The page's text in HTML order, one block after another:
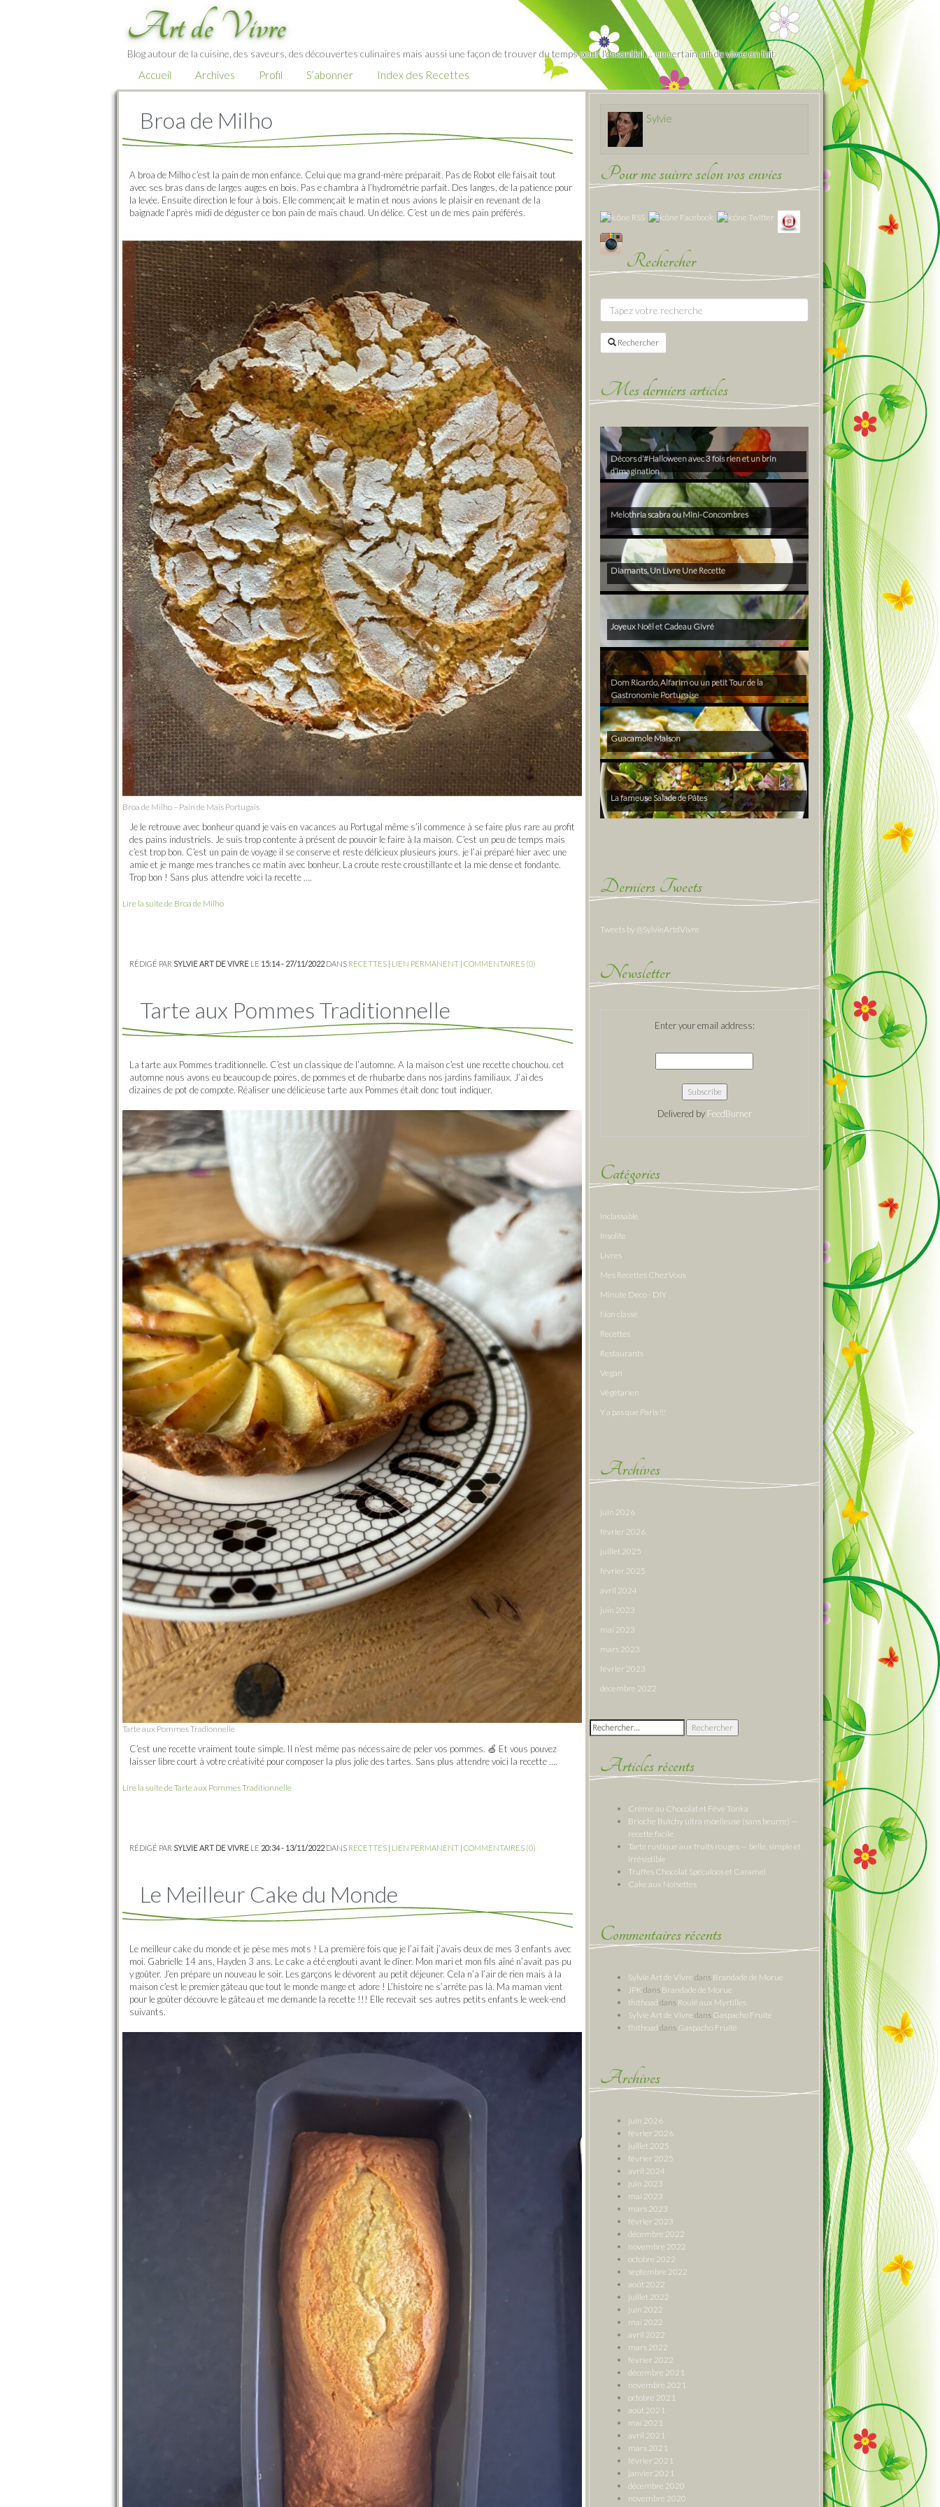
Art de Vivre
Blog autour de la cuisine, des saveurs, des découvertes culinaires mais aussi une façon de trouver du temps pour l'essentiel … un certain art de vivre en fait
Accueil Archives Profil S’abonner Index des Recettes
Broa de Milho
A broa de Milho c’est la pain de mon enfance. Celui que ma grand-mère préparait. Pas de Robot elle faisait tout
avec ses bras dans de larges auges en bois. Pas e chambra à l’hydrométrie parfait. Des langes, de la patience pour
la levée. Ensuite direction le four à bois. Elle commençait le matin et nous avions le plaisir en revenant de la
baignade l’après midi de déguster ce bon pain de maïs chaud. Un délice. C’est un de mes pain préférés.
Broa de Milho – Pain de Maïs Portugais
Je le retrouve avec bonheur quand je vais en vacances au Portugal même s’il commence à se faire plus rare au profit
des pains industriels. Je suis trop contente à présent de pouvoir le faire à la maison. C’est un peu de temps mais
c’est trop bon. C’est un pain de voyage il se conserve et reste délicieux plusieurs jours. je l’ai préparé hier avec une
amie et je mange mes tranches ce matin avec bonheur. La croute reste croustillante et la mie dense et fondante.
Trop bon ! Sans plus attendre voici la recette ….
Lire la suite de Broa de Milho
RÉDIGÉ PAR SYLVIE ART DE VIVRE LE 15:14 - 27/11/2022DANS RECETTES | LIEN PERMANENT | COMMENTAIRES (0)
Tarte aux Pommes Traditionnelle
La tarte aux Pommes traditionnelle. C’est un classique de l’automne. A la maison c’est une recette chouchou. cet
automne nous avons eu beaucoup de poires, de pommes et de rhubarbe dans nos jardins familiaux. J’ai des
dizaines de pot de compote. Réaliser une délicieuse tarte aux Pommes était donc tout indiquer.
Tarte aux Pommes Tradionnelle
C’est une recette vraiment toute simple. Il n’est même pas nécessaire de peler vos pommes. 🍏 Et vous pouvez
laisser libre court à votre créativité pour composer la plus jolie des tartes. Sans plus attendre voici la recette ….
Lire la suite de Tarte aux Pommes Traditionnelle
RÉDIGÉ PAR SYLVIE ART DE VIVRE LE 20:34 - 13/11/2022DANS RECETTES LIEN PERMANENT COMMENTAIRES (0)
Le Meilleur Cake du Monde
Le meilleur cake du monde et je pèse mes mots ! La première fois que je l’ai fait j’avais deux de mes 3 enfants avec
moi. Gabrielle 14 ans, Hayden 3 ans. Le cake a été englouti avant le dîner. Mon mari et mon fils aîné n’avait pas pu
y goûter. J’en prépare un nouveau le soir. Les garçons le dévorent au petit déjeuner. Cela n’a l’air de rien mais à la
maison c’est le premier gâteau que tout le monde mange et adore ! L’histoire ne s’arrête pas là. Ma maman vient
pour le goûter découvre le gâteau et me demande la recette !!! Elle recevait ses autres petits enfants le week-end
suivants.
Sylvie
Pour me suivre selon vos envies
Rechercher
Rechercher
Mes derniers articles
Décors d’#Halloween avec 3 fois rien et un brin
d’imagination
Melothria scabra ou Mini-Concombres
Diamants, Un Livre Une Recette
Joyeux Noël et Cadeau Givré
Dom Ricardo, Alfarim ou un petit Tour de la
Gastronomie Portugaise
Guacamole Maison
La fameuse Salade de Pâtes
Derniers Tweets
Tweets by @SylvieArtdVivre
Newsletter
Enter your email address:
Delivered by FeedBurner
Catégories
Inclassable
Insolite
Livres
Mes Recettes Chez Vous
Minute Deco - DIY
Non classé
Recettes
Restaurants
Vegan
Végétarien
Y a pas que Paris !!!
Archives
juin 2026
février 2026
juillet 2025
février 2025
avril 2024
juin 2023
mai 2023
mars 2023
février 2023
décembre 2022
Rechercher :
Articles récents
Crème au Chocolat et Fève Tonka
Brioche Butchy ultra moelleuse (sans beurre) —
recette facile
Tarte rustique aux fruits rouges — belle, simple et
irrésistible
Truffes Chocolat Spéculoos et Caramel
Cake aux Noisettes
Commentaires récents
Sylvie Art de Vivre dans Brandade de Morue
JPK dans Brandade de Morue
thithoad dans Roulé aux Myrtilles
Sylvie Art de Vivre dans Gaspacho Fruité
thithoad dans Gaspacho Fruité
Archives
juin 2026
février 2026
juillet 2025
février 2025
avril 2024
juin 2023
mai 2023
mars 2023
février 2023
décembre 2022
novembre 2022
octobre 2022
septembre 2022
août 2022
juillet 2022
juin 2022
mai 2022
avril 2022
mars 2022
février 2022
décembre 2021
novembre 2021
octobre 2021
août 2021
mai 2021
avril 2021
mars 2021
février 2021
janvier 2021
décembre 2020
novembre 2020